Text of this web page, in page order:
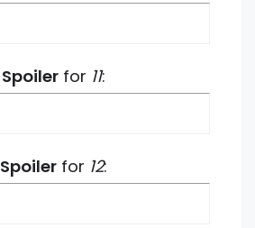
Spoilerfor 11:
Spoilerfor 12: